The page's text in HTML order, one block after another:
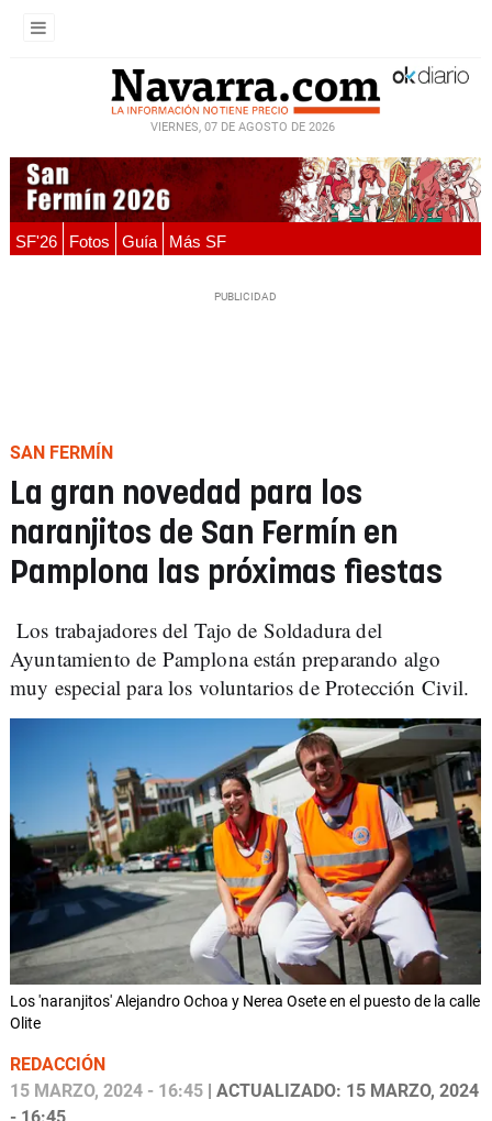
VIERNES, 07 DE AGOSTO DE 2026
SF'26 Fotos Guía Más SF
SAN FERMÍN
La gran novedad para los
naranjitos de San Fermín en
Pamplona las próximas fiestas
Los trabajadores del Tajo de Soldadura del
Ayuntamiento de Pamplona están preparando algo
muy especial para los voluntarios de Protección Civil.
Los 'naranjitos' Alejandro Ochoa y Nerea Osete en el puesto de la calle
Olite
REDACCIÓN
15 MARZO, 2024 - 16:45 | ACTUALIZADO: 15 MARZO, 2024